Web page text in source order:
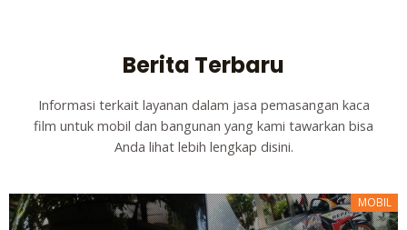
Berita Terbaru
Informasi terkait layanan dalam jasa pemasangan kaca
film untuk mobil dan bangunan yang kami tawarkan bisa
Anda lihat lebih lengkap disini.
MOBIL